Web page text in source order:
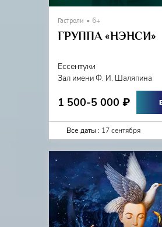
Гастроли 6+
ГРУППА «НЭНСИ»
Ессентуки
Зал имени Ф. И. Шаляпина
1 500-5 000 ₽
Все даты : 17 сентября